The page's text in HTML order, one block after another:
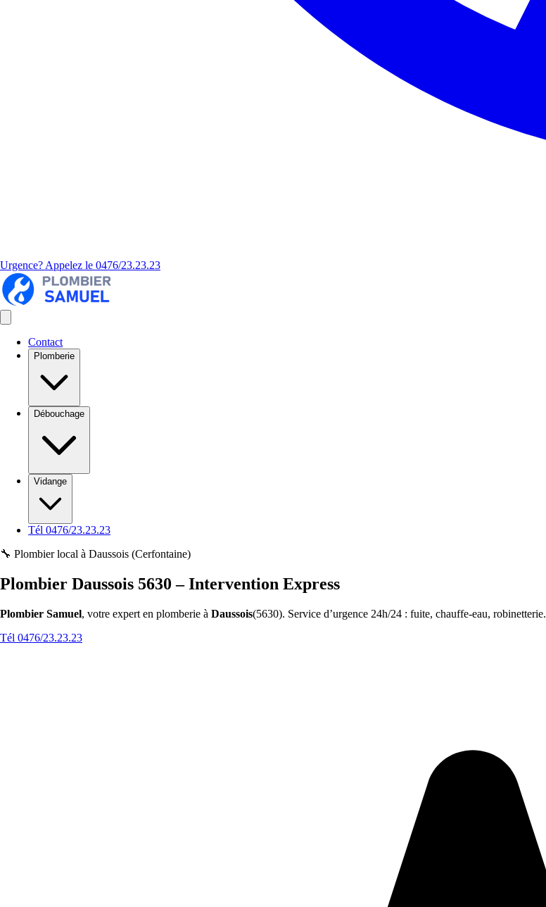
Urgence? Appelez le 0476/23.23.23
Contact
Plomberie
Débouchage
Vidange
Tél 0476/23.23.23
🔧 Plombier local à Daussois (Cerfontaine)
Plombier Daussois 5630 – Intervention Express
Plombier Samuel, votre expert en plomberie à Daussois(5630). Service d’urgence 24h/24 : fuite, chauffe-eau, robinetterie.
Tél 0476/23.23.23